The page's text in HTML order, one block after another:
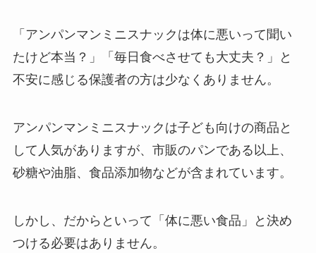
「アンパンマンミニスナックは体に悪いって聞い
たけど本当？」「毎日食べさせても大丈夫？」と
不安に感じる保護者の方は少なくありません。
アンパンマンミニスナックは子ども向けの商品と
して人気がありますが、市販のパンである以上、
砂糖や油脂、食品添加物などが含まれています。
しかし、だからといって「体に悪い食品」と決め
つける必要はありません。